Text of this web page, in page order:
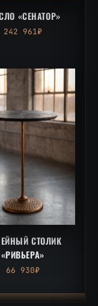
«СЕНАТОР»
242 961₽
СТОЛИК
«РИВЬЕРА»
66 930₽